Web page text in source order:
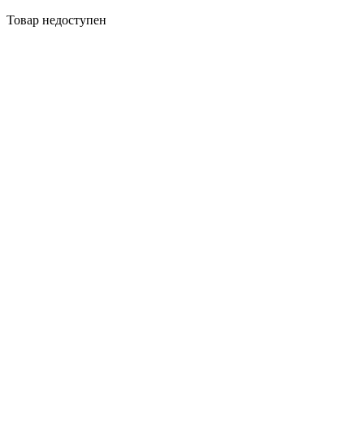
Товар недоступен